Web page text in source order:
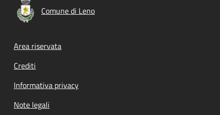
Comune di Leno
Footer menu
Area riservata
Crediti
Informativa privacy
Note legali